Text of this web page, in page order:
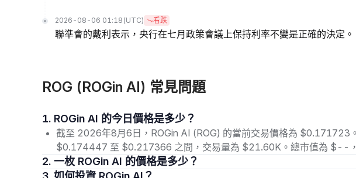
2026-08-06 01:18 (UTC) 看跌
聯準會的戴利表示，央行在七月政策會議上保持利率不變是正確的決定。
ROG (ROGin AI) 常見問題
1. ROGin AI 的今日價格是多少？
截至 2026年8月6日，ROGin AI (ROG) 的當前交易價格為 $0.171723
$0.174447 至 $0.217366 之間，交易量為 $21.60K。總市值為 $--
2. 一枚 ROGin AI 的價格是多少？